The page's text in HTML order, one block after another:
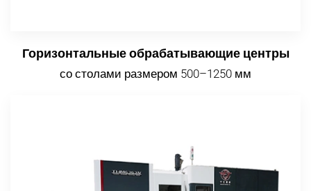
Горизонтальные обрабатывающие центры
со столами размером 500–1250 мм